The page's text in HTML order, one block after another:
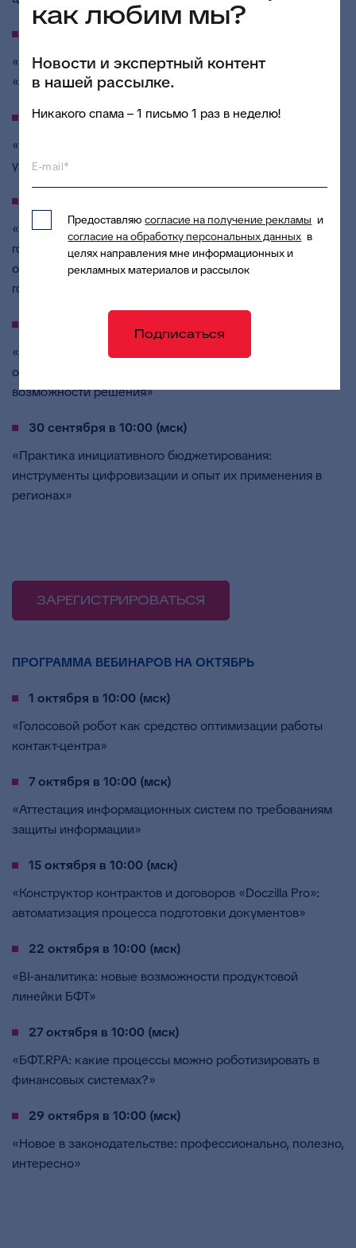
«Цифровые сервисы в сфере ЖКХ на базе Платформы
«Цифровое ЖКХ»
15 сентября в 10:00 (мск)
«Аналитические инструменты для эффективного
управления регионом и реализации нацпроектов»
«Новации законодательства для органов
государственной власти и местного самоуправления:
особенности прогнозирования на период 2021-2023
годов, изменения 2021 года»
«Система управления земельно-имущественными
отношениями «SAUMI»: новые и актуальные
возможности решения»
30 сентября в 10:00 (мск)
«Практика инициативного бюджетирования:
инструменты цифровизации и опыт их применения в
регионах»
ЗАРЕГИСТРИРОВАТЬСЯ
ПРОГРАММА ВЕБИНАРОВ НА ОКТЯБРЬ
1 октября в 10:00 (мск)
«Голосовой робот как средство оптимизации работы
контакт-центра»
7 октября в 10:00 (мск)
«Аттестация информационных систем по требованиям
защиты информации»
15 октября в 10:00 (мск)
«Конструктор контрактов и договоров «Doczilla Pro»:
автоматизация процесса подготовки документов»
22 октября в 10:00 (мск)
«BI-аналитика: новые возможности продуктовой
линейки БФТ»
27 октября в 10:00 (мск)
«БФТ.RPA: какие процессы можно роботизировать в
финансовых системах?»
29 октября в 10:00 (мск)
«Новое в законодательстве: профессионально, полезно,
интересно»
как любим мы?
Новости и экспертный контент
в нашей рассылке.
Никакого спама – 1 письмо 1 раз в неделю!
E-mail*
Предоставляюсогласие на получение рекламы и
согласие на обработку персональных данных в
целях направления мне информационных и
рекламных материалов и рассылок
Подписаться